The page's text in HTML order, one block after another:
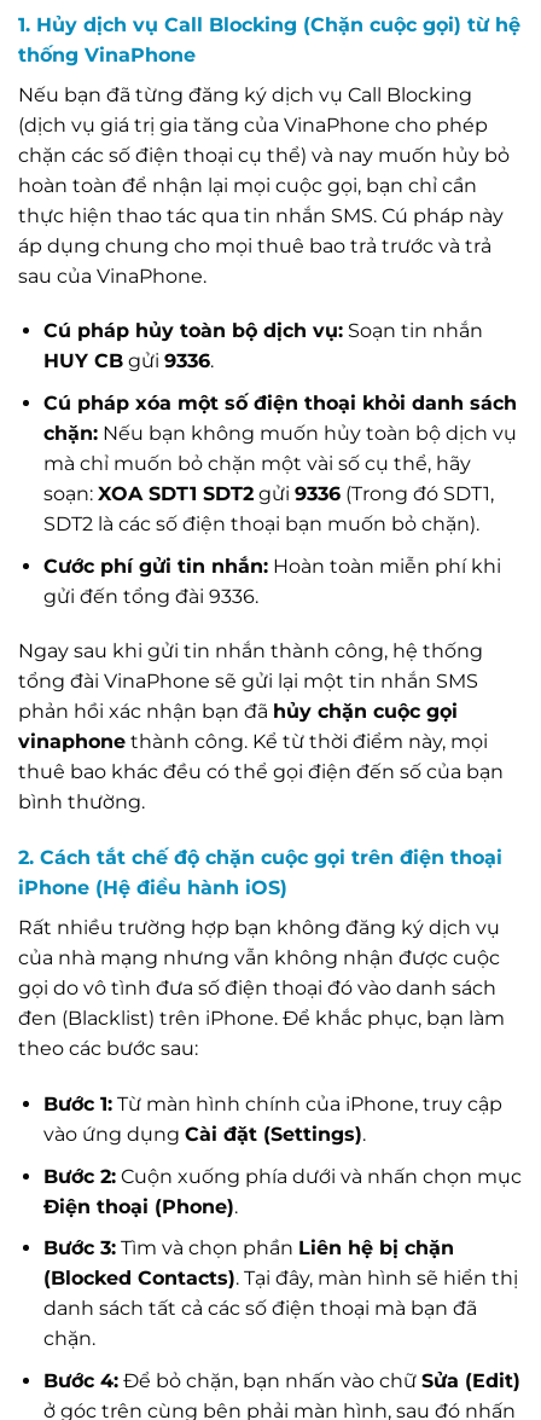
1. Hủy dịch vụ Call Blocking (Chặn cuộc gọi) từ hệ
thống VinaPhone
Nếu bạn đã từng đăng ký dịch vụ Call Blocking
(dịch vụ giá trị gia tăng của VinaPhone cho phép
chặn các số điện thoại cụ thể) và nay muốn hủy bỏ
hoàn toàn để nhận lại mọi cuộc gọi, bạn chỉ cần
thực hiện thao tác qua tin nhắn SMS. Cú pháp này
áp dụng chung cho mọi thuê bao trả trước và trả
sau của VinaPhone.
Cú pháp hủy toàn bộ dịch vụ:Soạn tin nhắn
HUY CBgửi 9336.
Cú pháp xóa một số điện thoại khỏi danh sách
chặn:Nếu bạn không muốn hủy toàn bộ dịch vụ
mà chỉ muốn bỏ chặn một vài số cụ thể, hãy
soạn: XOA SDT1 SDT2gửi 9336(Trong đó SDT1,
SDT2 là các số điện thoại bạn muốn bỏ chặn).
Cước phí gửi tin nhắn:Hoàn toàn miễn phí khi
gửi đến tổng đài 9336.
Ngay sau khi gửi tin nhắn thành công, hệ thống
tổng đài VinaPhone sẽ gửi lại một tin nhắn SMS
phản hồi xác nhận bạn đã hủy chặn cuộc gọi
vinaphone thành công. Kể từ thời điểm này, mọi
thuê bao khác đều có thể gọi điện đến số của bạn
bình thường.
2. Cách tắt chế độ chặn cuộc gọi trên điện thoại
iPhone (Hệ điều hành iOS)
Rất nhiều trường hợp bạn không đăng ký dịch vụ
của nhà mạng nhưng vẫn không nhận được cuộc
gọi do vô tình đưa số điện thoại đó vào danh sách
đen (Blacklist) trên iPhone. Để khắc phục, bạn làm
theo các bước sau:
Bước 1:Từ màn hình chính của iPhone, truy cập
vào ứng dụng Cài đặt (Settings).
Bước 2:Cuộn xuống phía dưới và nhấn chọn mục
Điện thoại (Phone).
Bước 3:Tìm và chọn phần Liên hệ bị chặn
(Blocked Contacts). Tại đây, màn hình sẽ hiển thị
danh sách tất cả các số điện thoại mà bạn đã
chặn.
Bước 4:Để bỏ chặn, bạn nhấn vào chữ Sửa (Edit)
ở góc trên cùng bên phải màn hình, sau đó nhấn